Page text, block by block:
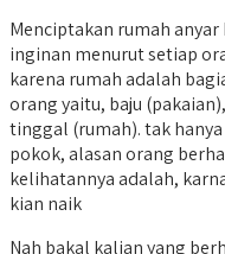
Menciptakan rumah
inginan menurut setiap
karena rumah adalah
orang yaitu, baju
tinggal (rumah). tak
pokok, alasan orang
kelihatannya adalah,
kian naik
Nah bakal kalian yang